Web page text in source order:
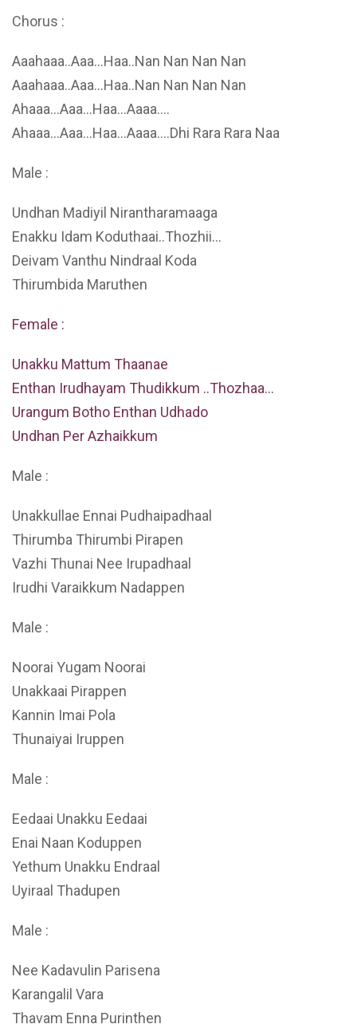
Chorus :
Aaahaaa..Aaa…Haa..Nan Nan Nan Nan
Aaahaaa..Aaa…Haa..Nan Nan Nan Nan
Ahaaa…Aaa…Haa…Aaaa….
Ahaaa…Aaa…Haa…Aaaa….Dhi Rara Rara Naa
Male :
Undhan Madiyil Nirantharamaaga
Enakku Idam Koduthaai..Thozhii…
Deivam Vanthu Nindraal Koda
Thirumbida Maruthen
Female :
Unakku Mattum Thaanae
Enthan Irudhayam Thudikkum ..Thozhaa…
Urangum Botho Enthan Udhado
Undhan Per Azhaikkum
Male :
Unakkullae Ennai Pudhaipadhaal
Thirumba Thirumbi Pirapen
Vazhi Thunai Nee Irupadhaal
Irudhi Varaikkum Nadappen
Male :
Noorai Yugam Noorai
Unakkaai Pirappen
Kannin Imai Pola
Thunaiyai Iruppen
Male :
Eedaai Unakku Eedaai
Enai Naan Koduppen
Yethum Unakku Endraal
Uyiraal Thadupen
Male :
Nee Kadavulin Parisena
Karangalil Vara
Thavam Enna Purinthen